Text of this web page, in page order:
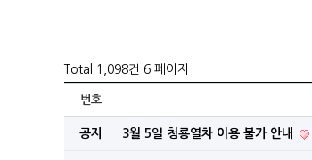
Total 1,098건 6 페이지
번호
공지 3월 5일 청룡열차 이용 불가 안내